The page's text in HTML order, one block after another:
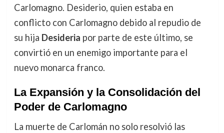
Carlomagno. Desiderio, quien estaba en
conflicto con Carlomagno debido al repudio de
su hija Desideria por parte de este último, se
convirtió en un enemigo importante para el
nuevo monarca franco.
La Expansión y la Consolidación del
Poder de Carlomagno
La muerte de Carlomán no solo resolvió las